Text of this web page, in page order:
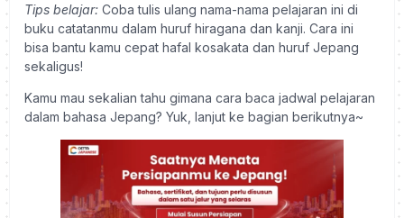
Tips belajar: Coba tulis ulang nama-nama pelajaran ini di
buku catatanmu dalam huruf hiragana dan kanji. Cara ini
bisa bantu kamu cepat hafal kosakata dan huruf Jepang
sekaligus!
Kamu mau sekalian tahu gimana cara baca jadwal pelajaran
dalam bahasa Jepang? Yuk, lanjut ke bagian berikutnya~